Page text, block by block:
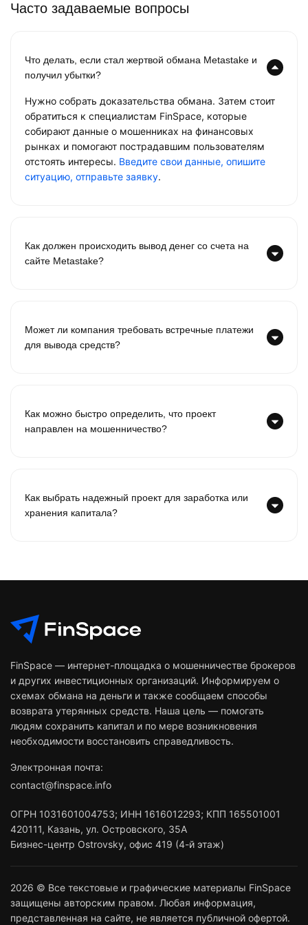
Часто задаваемые вопросы
Что делать, если стал жертвой обмана Metastake и
получил убытки?
Нужно собрать доказательства обмана. Затем стоит
обратиться к специалистам FinSpace, которые
собирают данные о мошенниках на финансовых
рынках и помогают пострадавшим пользователям
отстоять интересы. Введите свои данные, опишите
ситуацию, отправьте заявку.
Как должен происходить вывод денег со счета на
сайте Metastake?
Может ли компания требовать встречные платежи
для вывода средств?
Как можно быстро определить, что проект
направлен на мошенничество?
Как выбрать надежный проект для заработка или
хранения капитала?
FinSpace — интернет-площадка о мошенничестве брокеров
и других инвестиционных организаций. Информируем о
схемах обмана на деньги и также сообщаем способы
возврата утерянных средств. Наша цель — помогать
людям сохранить капитал и по мере возникновения
необходимости восстановить справедливость.
Электронная почта:
contact@finspace.info
ОГРН 1031601004753; ИНН 1616012293; КПП 165501001
420111, Казань, ул. Островского, 35А
Бизнес-центр Ostrovsky, офис 419 (4-й этаж)
2026 © Все текстовые и графические материалы FinSpace
защищены авторским правом. Любая информация,
представленная на сайте, не является публичной офертой.